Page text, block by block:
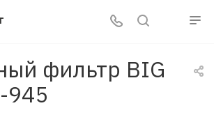
фильтр BIG
945